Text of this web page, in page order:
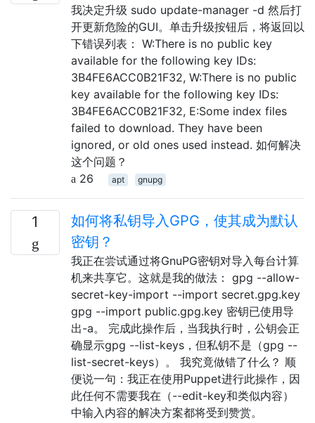
我决定升级 sudo update-manager -d 然后打
开更新危险的GUI。单击升级按钮后，将返回以
下错误列表： W:There is no public key
available for the following key IDs:
3B4FE6ACC0B21F32, W:There is no public
key available for the following key IDs:
3B4FE6ACC0B21F32, E:Some index files
failed to download. They have been
ignored, or old ones used instead. 如何解决
这个问题？
26
apt gnupg
1
如何将私钥导入GPG，使其成为默认
密钥？
我正在尝试通过将GnuPG密钥对导入每台计算
机来共享它。这就是我的做法： gpg --allow-
secret-key-import --import secret.gpg.key
gpg --import public.gpg.key 密钥已使用导
出-a。 完成此操作后，当我执行时，公钥会正
确显示gpg --list-keys，但私钥不是（gpg --
list-secret-keys）。 我究竟做错了什么？ 顺
便说一句：我正在使用Puppet进行此操作，因
此任何不需要我在（--edit-key和类似内容）
中输入内容的解决方案都将受到赞赏。